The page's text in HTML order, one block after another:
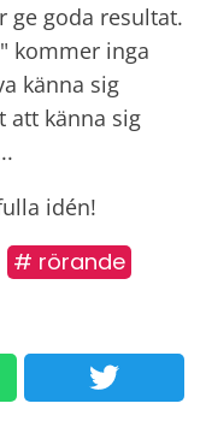
ge goda resultat.
kommer inga
känna sig
att känna sig
idén!
# rörande